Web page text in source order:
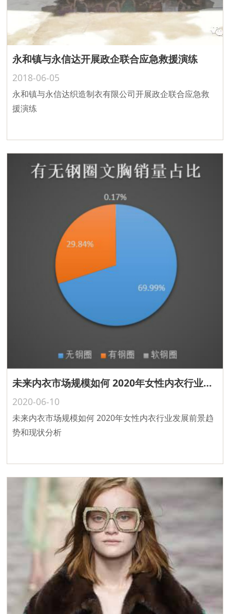
永和镇与永信达开展政企联合应急救援演练
2018-06-05
永和镇与永信达织造制衣有限公司开展政企联合应急救
援演练
未来内衣市场规模如何 2020年女性内衣行业发展前景趋势和现状分析
2020-06-10
未来内衣市场规模如何 2020年女性内衣行业发展前景趋
势和现状分析